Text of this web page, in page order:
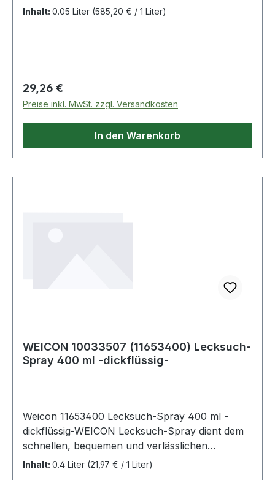
(30630150) Weitere Produkte im Bereich
Inhalt: 0.05 Liter (585,20 € / 1 Liter)
Regulärer Preis:
29,26 €
Preise inkl. MwSt. zzgl. Versandkosten
In den Warenkorb
WEICON 10033507 (11653400) Lecksuch-
Spray 400 ml -dickflüssig-
Weicon 11653400 Lecksuch-Spray 400 ml -
dickflüssig-WEICON Lecksuch-Spray dient dem
schnellen, bequemen und verlässlichen
Auffinden von Undichtigkeiten (Rissen oder
Inhalt: 0.4 Liter (21,97 € / 1 Liter)